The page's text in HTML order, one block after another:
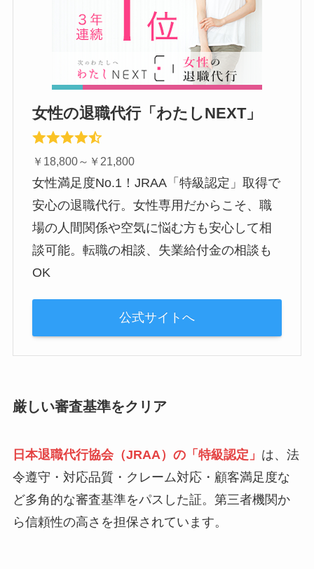
女性の退職代行「わたしNEXT」
￥18,800～￥21,800
女性満足度No.1！JRAA「特級認定」取得で
安心の退職代行。女性専用だからこそ、職
場の人間関係や空気に悩む方も安心して相
談可能。転職の相談、失業給付金の相談も
OK
公式サイトへ
厳しい審査基準をクリア
日本退職代行協会（JRAA）の「特級認定」 は、法
令遵守・対応品質・クレーム対応・顧客満足度な
ど多角的な審査基準をパスした証。第三者機関か
ら信頼性の高さを担保されています。